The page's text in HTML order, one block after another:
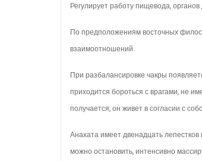
Регулирует работу пищевода,
По пред­положениям восточных
взаимоотношений.
При разбалансировке чакры
приходится бороться с врагами, не
получается, он живет в согласии с
Анахата имеет две­надцать лепестков
можно остановить, интенсивно